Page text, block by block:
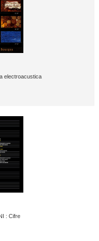
electroacustica
: Cifre